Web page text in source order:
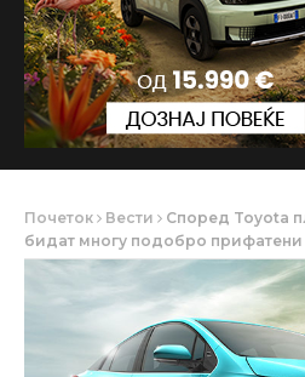
Почеток Вести
Според Toyota
бидат многу подобро